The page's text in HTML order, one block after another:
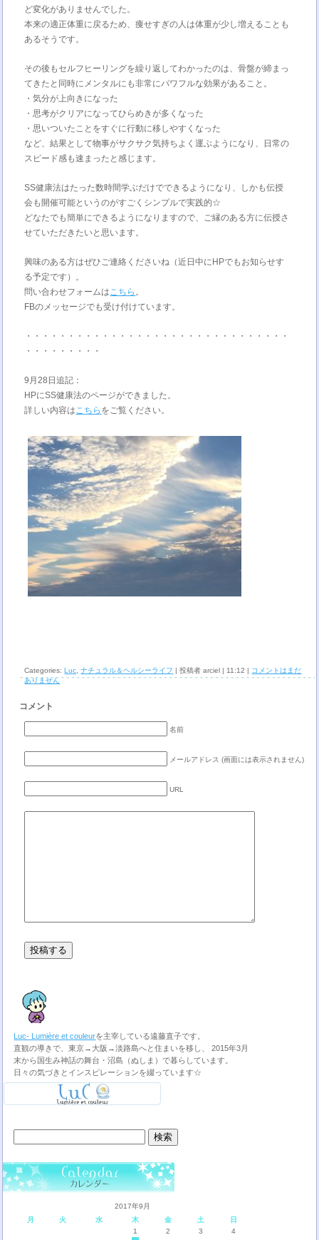
ど変化がありませんでした。
本来の適正体重に戻るため、痩せすぎの人は体重が少し増えることも
あるそうです。
その後もセルフヒーリングを繰り返してわかったのは、骨盤が締まっ
てきたと同時にメンタルにも非常にパワフルな効果があること。
・気分が上向きになった
・思考がクリアになってひらめきが多くなった
・思いついたことをすぐに行動に移しやすくなった
など、結果として物事がサクサク気持ちよく運ぶようになり、日常の
スピード感も速まったと感じます。
SS健康法はたった数時間学ぶだけでできるようになり、しかも伝授
会も開催可能というのがすごくシンプルで実践的☆
どなたでも簡単にできるようになりますので、ご縁のある方に伝授さ
せていただきたいと思います。
興味のある方はぜひご連絡くださいね（近日中にHPでもお知らせす
る予定です）。
問い合わせフォームはこちら 。
FBのメッセージでも受け付けています。
・・・・・・・・・・・・・・・・・・・・・・・・・・・・・・・
・・・・・・・・・
9月28日追記：
HPにSS健康法のページができました。
詳しい内容はこちら をご覧ください。
Categories:Luc ,ナチュラル＆ヘルシーライフ | 投稿者 arciel | 11:12 | コメントはまだ
ありません
コメント
名前
メールアドレス (画面には表示されません)
URL
Luc- Lumière et couleurを主宰している遠藤直子です。
直観の導きで、東京→大阪→淡路島へと住まいを移し、 2015年3月
末から国生み神話の舞台・沼島（ぬしま）で暮らしています。
日々の気づきとインスピレーションを綴っています☆
索:
2017年9月
月
火 水 木 金 土
日
1
2 3
4